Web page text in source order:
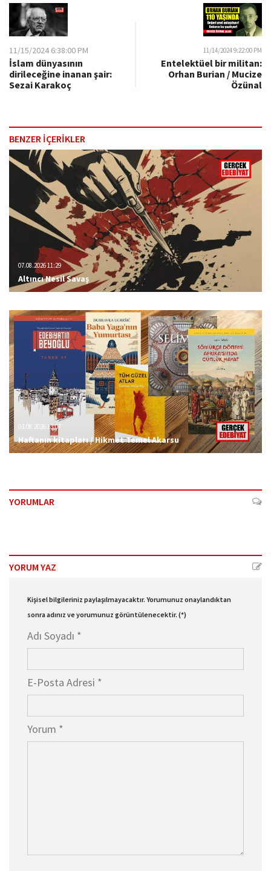
11/15/2024 6:38:00 PM
İslam dünyasının
dirileceğine inanan şair:
Sezai Karakoç
11/14/2024 9:22:00 PM
Entelektüel bir militan:
Orhan Burian / Mucize
Özünal
BENZER İÇERİKLER
07.08.2026 11:29
Altıncı Nesil Savaş
03.08.2026 13:07
Haftanın kitapları / Hikmet Temel Akarsu
YORUMLAR
YORUM YAZ
Kişisel bilgileriniz paylaşılmayacaktır. Yorumunuz onaylandıktan
sonra adınız ve yorumunuz görüntülenecektir. (*)
Adı Soyadı *
E-Posta Adresi *
Yorum *